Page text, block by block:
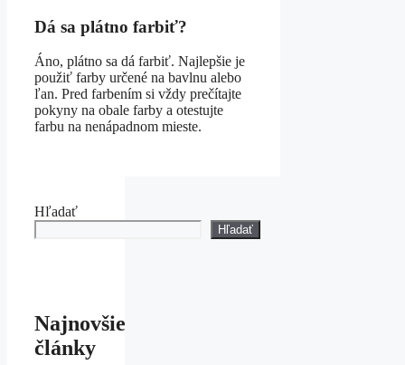
Dá sa plátno farbiť?
Áno, plátno sa dá farbiť. Najlepšie je
použiť farby určené na bavlnu alebo
ľan. Pred farbením si vždy prečítajte
pokyny na obale farby a otestujte
farbu na nenápadnom mieste.
Hľadať
Hľadať
Najnovšie
články